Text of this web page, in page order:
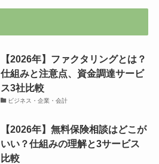
【2026年】ファクタリングとは？
仕組みと注意点、資金調達サービ
ス3社比較
ビジネス・企業・会計
【2026年】無料保険相談はどこが
いい？仕組みの理解と3サービス
比較